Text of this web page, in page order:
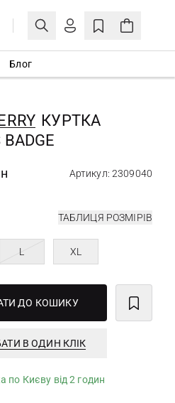
МОЯ ОБЛІКІВКА
Ще не зареєстровані?
СТВОРИТИ ОБЛІКІВКУ
Блог
КУРТКА
Артикул: 2309040
ТАБЛИЦЯ РОЗМІРІВ
L XL
ДО КОШИКУ
В ОДИН КЛІК
по Києву від 2 годин